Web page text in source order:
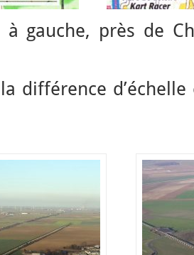
à gauche, près de
différence